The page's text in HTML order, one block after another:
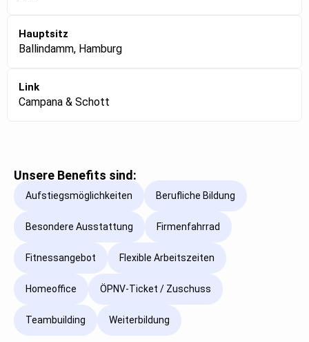
Hauptsitz
Ballindamm, Hamburg
Link
Campana & Schott
Unsere Benefits sind:
Aufstiegsmöglichkeiten Berufliche Bildung
Besondere Ausstattung Firmenfahrrad
Fitnessangebot Flexible Arbeitszeiten
Homeoffice ÖPNV-Ticket / Zuschuss
Teambuilding Weiterbildung